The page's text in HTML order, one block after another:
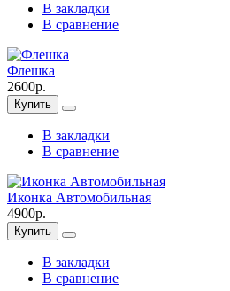
В закладки
В сравнение
Флешка
2600р.
Купить
В закладки
В сравнение
Иконка Автомобильная
4900р.
Купить
В закладки
В сравнение